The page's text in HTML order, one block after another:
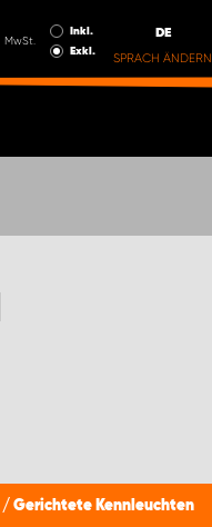
MwSt.
Inkl.
Exkl.
DE
SPRACH ÄNDERN
/ Gerichtete Kennleuchten